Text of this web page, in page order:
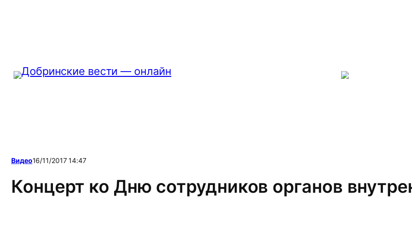
Видео16/11/2017 14:47
Концерт ко Дню сотрудников органов